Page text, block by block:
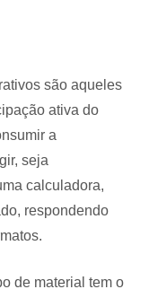
são aqueles
ativa do
a
seja
calculadora,
respondendo
de material tem o